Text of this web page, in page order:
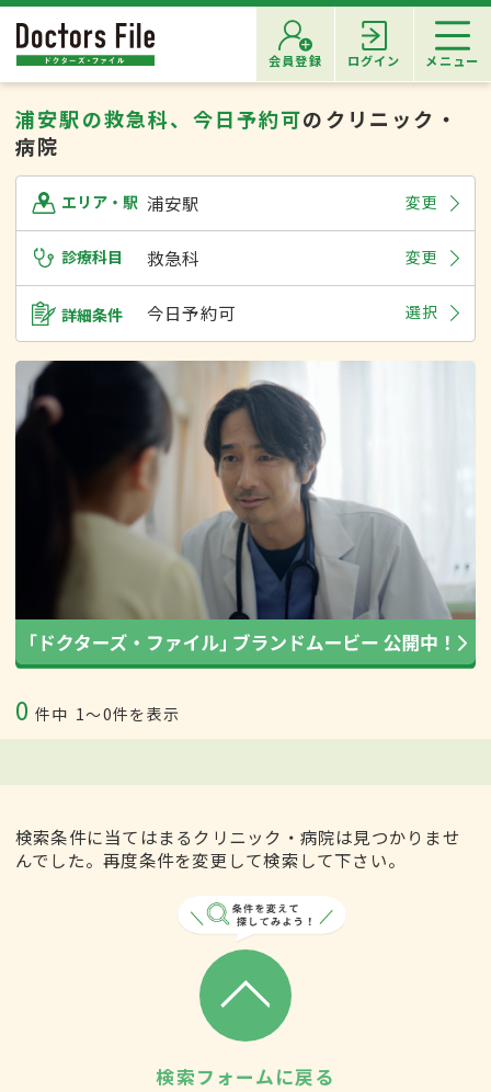
会員登録 ログイン メニュー
浦安駅の救急科、今日予約可のクリニック・
病院
エリア・駅 浦安駅 変更
診療科目 救急科 変更
詳細条件 今日予約可 選択
0 件中 1〜0件を表示
検索条件に当てはまるクリニック・病院は見つかりませ
んでした。再度条件を変更して検索して下さい。
検索フォームに戻る